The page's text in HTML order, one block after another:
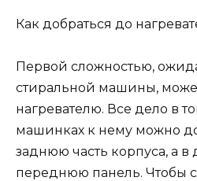
Как добраться до
Первой сложностью,
стиральной машины,
нагревателю. Все дело в
машинках к нему можно
заднюю часть корпуса, а в
переднюю панель. Чтобы с